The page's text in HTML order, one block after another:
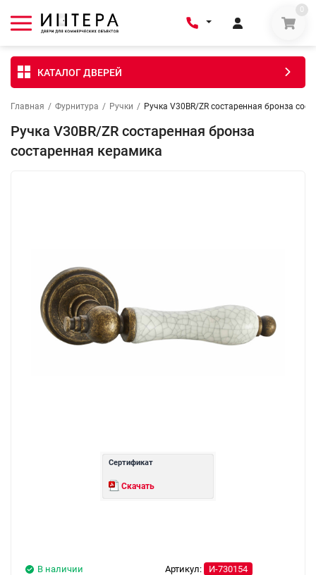
0
КАТАЛОГ ДВЕРЕЙ
Главная / Фурнитура / Ручки / Ручка V30BR/ZR состаренная бронза
Ручка V30BR/ZR состаренная бронза
состаренная керамика
Сертификат
Скачать
Артикул: И-730154
В наличии